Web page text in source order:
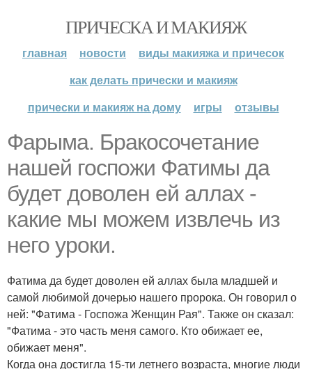
ПРИЧЕСКА И МАКИЯЖ
главная новости
виды макияжа и причесок
как делать прически и макияж
прически и макияж на дому
игры отзывы
Фарыма. Бракосочетание
нашей госпожи Фатимы да
будет доволен ей аллах -
какие мы можем извлечь из
него уроки.
Фатима да будет доволен ей аллах была младшей и
самой любимой дочерью нашего пророка. Он говорил о
ней: "Фатима - Госпожа Женщин Рая". Также он сказал:
"Фатима - это часть меня самого. Кто обижает ее,
обижает меня".
Когда она достигла 15-ти летнего возраста, многие люди